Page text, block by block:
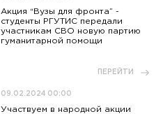
Акция “Вузы для фронта” -
студенты РГУТИС передали
участникам СВО новую партию
гуманитарной помощи
ПЕРЕЙТИ
09.02.2024 00:00
Участвуем в народной акции